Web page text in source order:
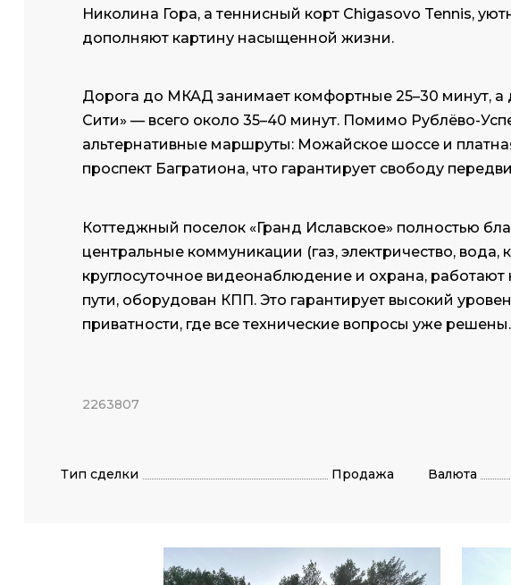
Николина Гора, а теннисный корт Chigasovo Tennis,
дополняют картину насыщенной жизни.
Дорога до МКАД занимает комфортные 25–30 минут, а
Сити» — всего около 35–40 минут. Помимо Рублёво-
альтернативные маршруты: Можайское шоссе и
проспект Багратиона, что гарантирует свободу
Коттеджный поселок «Гранд Иславское» полностью
центральные коммуникации (газ, электричество, вода,
круглосуточное видеонаблюдение и охрана,
пути, оборудован КПП. Это гарантирует высокий
приватности, где все технические вопросы уже решены.
2263807
Тип сделки Продажа Валюта